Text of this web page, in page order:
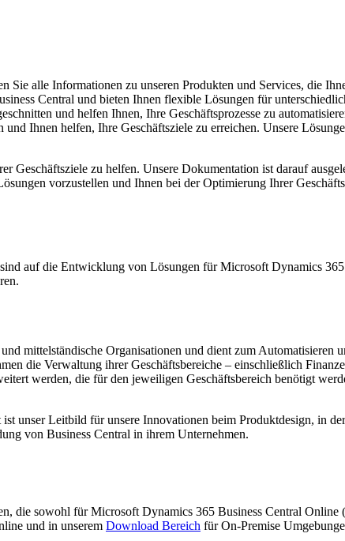
alle Informationen zu unseren Produkten und Services, die
Central und bieten Ihnen flexible Lösungen für
und helfen Ihnen, Ihre Geschäftsprozesse zu
Ihnen helfen, Ihre Geschäftsziele zu erreichen. Unsere
Geschäftsziele zu helfen. Unsere Dokumentation ist darauf
vorzustellen und Ihnen bei der Optimierung Ihrer
auf die Entwicklung von Lösungen für Microsoft Dynamics
mittelständische Organisationen und dient zum Automatisieren
die Verwaltung ihrer Geschäftsbereiche – einschließlich
werden, die für den jeweiligen Geschäftsbereich benötigt
unser Leitbild für unsere Innovationen beim Produktdesign, in
von Business Central in ihrem Unternehmen.
die sowohl für Microsoft Dynamics 365 Business Central Online
und in unserem Download Bereich für On-Premise